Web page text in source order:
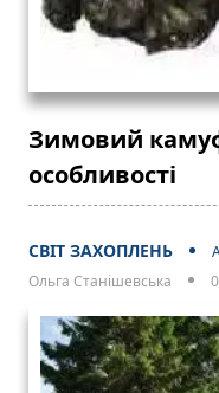
Зимовий
особливості
СВІТ ЗАХОПЛЕНЬ
Ольга Станішевська